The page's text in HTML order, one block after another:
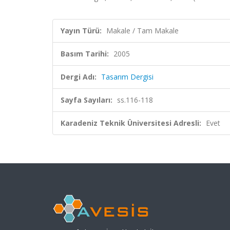
Yayın Türü: Makale / Tam Makale
Basım Tarihi: 2005
Dergi Adı: Tasarım Dergisi
Sayfa Sayıları: ss.116-118
Karadeniz Teknik Üniversitesi Adresli: Evet